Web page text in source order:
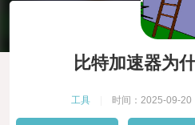
比特加速器为
工具 时间：2025-09-20